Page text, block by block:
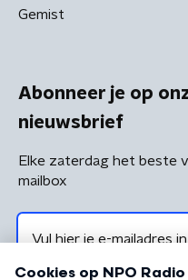
Gemist
Abonneer je op
nieuwsbrief
Elke zaterdag het beste
mailbox